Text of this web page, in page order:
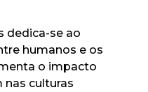
dedica-se ao
humanos e os
o impacto
nas culturas